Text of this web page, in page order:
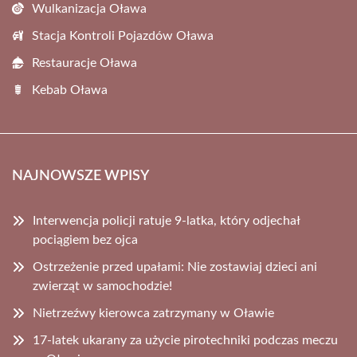
Wulkanizacja Oława
Stacja Kontroli Pojazdów Oława
Restauracje Oława
Kebab Oława
NAJNOWSZE WPISY
Interwencja policji ratuje 9-latka, który odjechał
pociągiem bez ojca
Ostrzeżenie przed upałami: Nie zostawiaj dzieci ani
zwierząt w samochodzie!
Nietrzeźwy kierowca zatrzymany w Oławie
17-latek ukarany za użycie pirotechniki podczas meczu